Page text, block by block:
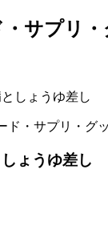
サプリ
しょうゆ差し
ド・サプリ・グ
ょうゆ差し